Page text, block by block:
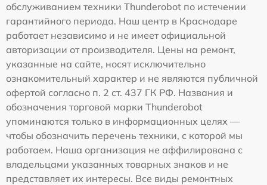
обслуживанием техники Thunderobot по истечении
гарантийного периода. Наш центр в Краснодаре
работает независимо и не имеет официальной
авторизации от производителя. Цены на ремонт,
указанные на сайте, носят исключительно
ознакомительный характер и не являются публичной
офертой согласно п. 2 ст. 437 ГК РФ. Названия и
обозначения торговой марки Thunderobot
упоминаются только в информационных целях —
чтобы обозначить перечень техники, с которой мы
работаем. Наша организация не аффилирована с
владельцами указанных товарных знаков и не
представляет их интересы. Все виды ремонтных